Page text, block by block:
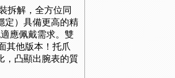
拆解，全方位同
定）具備更高的精
應佩戴需求。雙
其他版本！托爪
，凸顯出腕表的質